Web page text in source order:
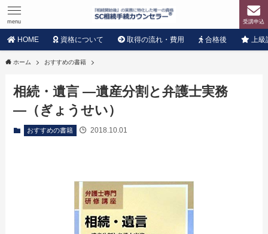
受講申込
menu
HOME 資格について 取得の流れ・費用 合格後 上級
ホーム おすすめの書籍
相続・遺言 ―遺産分割と弁護士実務
―（ぎょうせい）
おすすめの書籍 2018.10.01